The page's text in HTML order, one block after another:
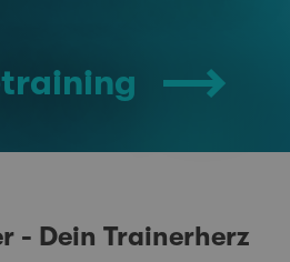
- Dein Trainerherz